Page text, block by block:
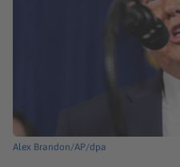
Alex Brandon/AP/dpa